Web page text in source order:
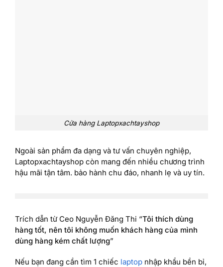
Cửa hàng Laptopxachtayshop
Ngoài sản phẩm đa dạng và tư vấn chuyên nghiệp,
Laptopxachtayshop còn mang đến nhiều chương trình
hậu mãi tận tâm. bảo hành chu đáo, nhanh lẹ và uy tín.
Trích dẫn từ Ceo Nguyễn Đăng Thi “Tôi thích dùng
hàng tốt, nên tôi không muốn khách hàng của mình
dùng hàng kém chất lượng”
Nếu bạn đang cần tìm 1 chiếc laptop nhập khẩu bền bỉ,